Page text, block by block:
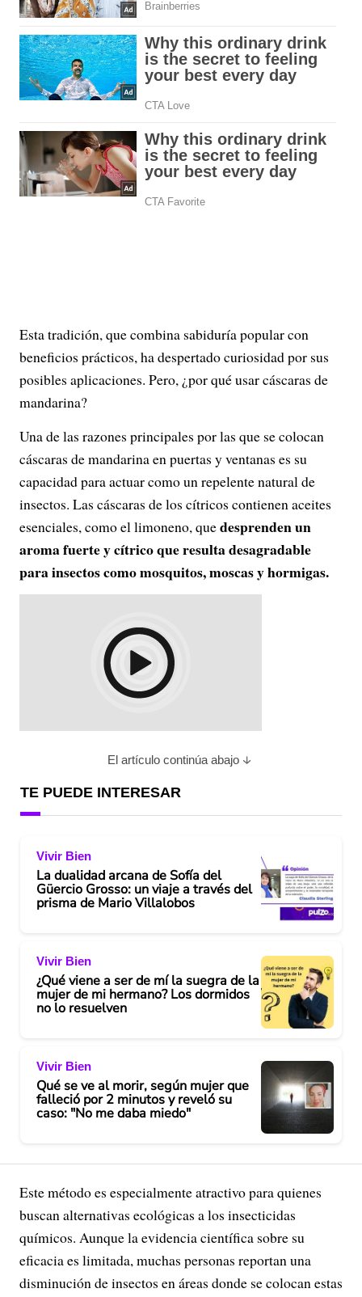
Esta tradición, que combina sabiduría popular con
beneficios prácticos, ha despertado curiosidad por sus
posibles aplicaciones. Pero, ¿por qué usar cáscaras de
mandarina?
Una de las razones principales por las que se colocan
cáscaras de mandarina en puertas y ventanas es su
capacidad para actuar como un repelente natural de
insectos. Las cáscaras de los cítricos contienen aceites
esenciales, como el limoneno, quedesprenden un
aroma fuerte y cítrico que resulta desagradable
para insectos como mosquitos, moscas y hormigas.
El artículo continúa abajo
TE PUEDE INTERESAR
Vivir Bien
La dualidad arcana de Sofía del
Güercio Grosso: un viaje a través del
prisma de Mario Villalobos
Vivir Bien
¿Qué viene a ser de mí la suegra de la
mujer de mi hermano? Los dormidos
no lo resuelven
Vivir Bien
Qué se ve al morir, según mujer que
falleció por 2 minutos y reveló su
caso: "No me daba miedo"
Este método es especialmente atractivo para quienes
buscan alternativas ecológicas a los insecticidas
químicos. Aunque la evidencia científica sobre su
eficacia es limitada, muchas personas reportan una
disminución de insectos en áreas donde se colocan estas